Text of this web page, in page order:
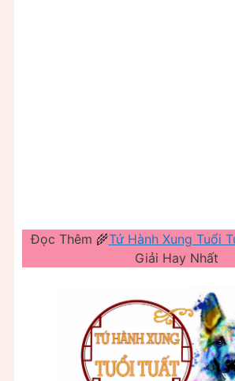
Đọc Thêm 🌾Tứ Hành Xung Tuổi
Giải Hay Nhất